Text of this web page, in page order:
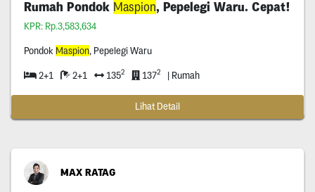
Rumah Pondok Maspion, Pepelegi Waru. Cepat!
KPR: Rp.3,583,634
Pondok Maspion, Pepelegi Waru
2+1 2+1 1352 1372 | Rumah
Lihat Detail
MAX RATAG